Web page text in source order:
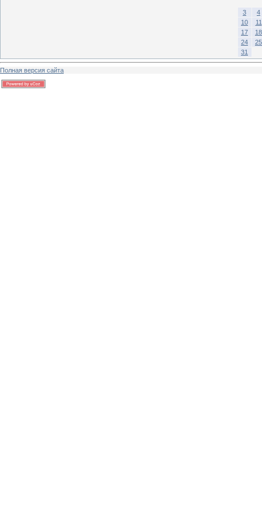
3
4
10
11
17
18
24
25
31
Полная версия сайта